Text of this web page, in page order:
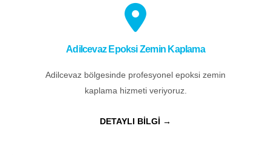
Adilcevaz Epoksi Zemin Kaplama
Adilcevaz bölgesinde profesyonel epoksi zemin
kaplama hizmeti veriyoruz.
DETAYLI BİLGİ →